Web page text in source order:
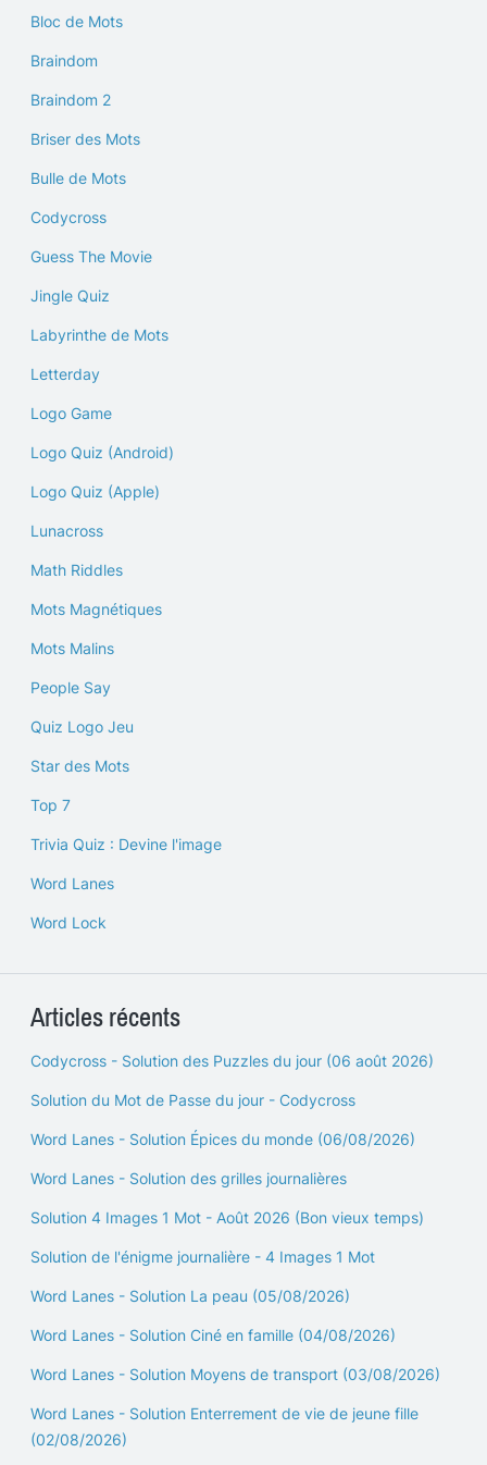
Bloc de Mots
Braindom
Braindom 2
Briser des Mots
Bulle de Mots
Codycross
Guess The Movie
Jingle Quiz
Labyrinthe de Mots
Letterday
Logo Game
Logo Quiz (Android)
Logo Quiz (Apple)
Lunacross
Math Riddles
Mots Magnétiques
Mots Malins
People Say
Quiz Logo Jeu
Star des Mots
Top 7
Trivia Quiz : Devine l'image
Word Lanes
Word Lock
Articles récents
Codycross - Solution des Puzzles du jour (06 août 2026)
Solution du Mot de Passe du jour - Codycross
Word Lanes - Solution Épices du monde (06/08/2026)
Word Lanes - Solution des grilles journalières
Solution 4 Images 1 Mot - Août 2026 (Bon vieux temps)
Solution de l'énigme journalière - 4 Images 1 Mot
Word Lanes - Solution La peau (05/08/2026)
Word Lanes - Solution Ciné en famille (04/08/2026)
Word Lanes - Solution Moyens de transport (03/08/2026)
Word Lanes - Solution Enterrement de vie de jeune fille
(02/08/2026)